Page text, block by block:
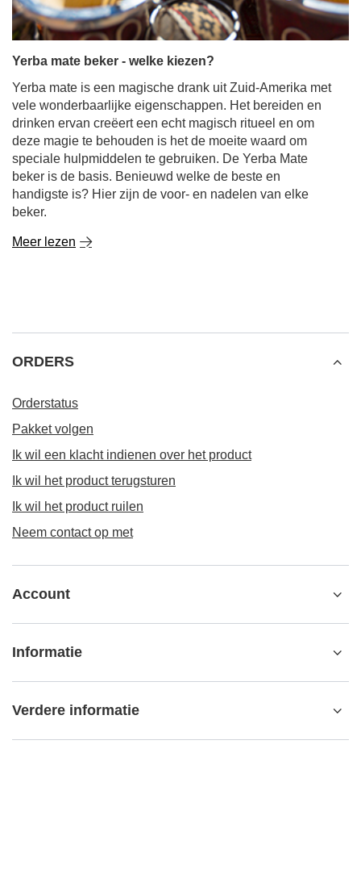
Yerba mate beker - welke kiezen?
Yerba mate is een magische drank uit Zuid-Amerika met
vele wonderbaarlijke eigenschappen. Het bereiden en
drinken ervan creëert een echt magisch ritueel en om
deze magie te behouden is het de moeite waard om
speciale hulpmiddelen te gebruiken. De Yerba Mate
beker is de basis. Benieuwd welke de beste en
handigste is? Hier zijn de voor- en nadelen van elke
beker.
Meer lezen
ORDERS
Orderstatus
Pakket volgen
Ik wil een klacht indienen over het product
Ik wil het product terugsturen
Ik wil het product ruilen
Neem contact op met
Account
Informatie
Verdere informatie